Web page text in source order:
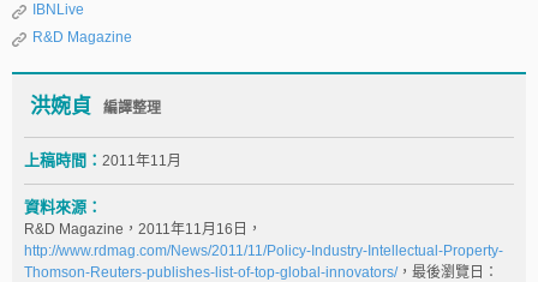
IBNLive
R&D Magazine
洪婉貞 編譯整理
上稿時間： 2011年11月
資料來源：
R&D Magazine，2011年11月16日，
http://www.rdmag.com/News/2011/11/Policy-Industry-Intellectual-Property-
Thomson-Reuters-publishes-list-of-top-global-innovators/，最後瀏覽日：